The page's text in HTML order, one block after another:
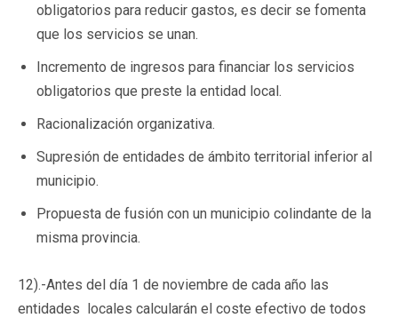
obligatorios para reducir gastos, es decir se fomenta
que los servicios se unan.
Incremento de ingresos para financiar los servicios
obligatorios que preste la entidad local.
Racionalización organizativa.
Supresión de entidades de ámbito territorial inferior al
municipio.
Propuesta de fusión con un municipio colindante de la
misma provincia.
12).-Antes del día 1 de noviembre de cada año las
entidades locales calcularán el coste efectivo de todos